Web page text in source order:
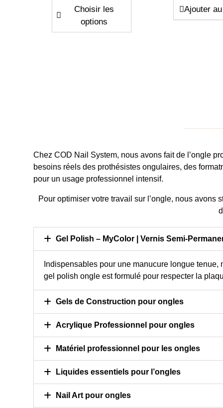
Choisir les
options
Ajouter
ChezCOD Nail System, nous avons fait de l’ongle
besoins réels des prothésistes ongulaires, des
pour un usage professionnel intensif.
Pour optimiser votre travail sur l’ongle, nous avons
Gel Polish – MyColor | Vernis Semi-
Indispensables pour une manucure longue
gel polish ongle est formulé pour respecter la
Gels de Construction pour ongles
Acrylique Professionnel pour ongles
Matériel professionnel pour les ongles
Liquides essentiels pour l’ongles
Nail Art pour ongles